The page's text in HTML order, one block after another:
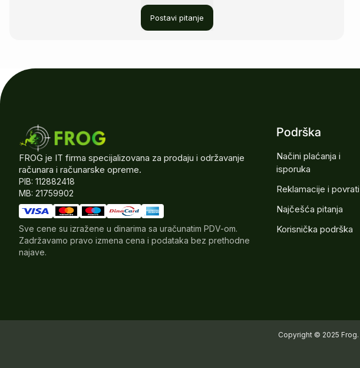
Postavi pitanje
FROG je IT firma specijalizovana za prodaju i održavanje
računara i računarske opreme.
PIB: 112882418
MB: 21759902
Sve cene su izražene u dinarima sa uračunatim PDV-om.
Zadržavamo pravo izmena cena i podataka bez prethodne
najave.
Podrška
Načini plaćanja i
isporuka
Reklamacije i povrati
Najčešća pitanja
Korisnička podrška
Copyright © 2025 Frog.